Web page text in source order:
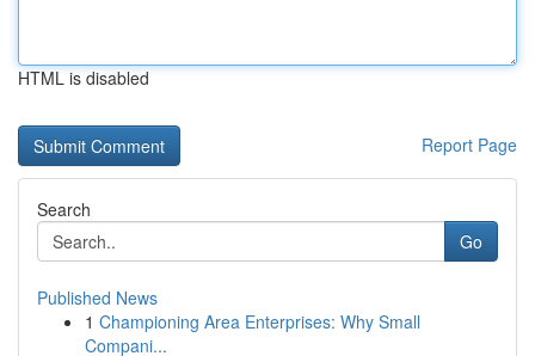
HTML is disabled
Report Page
Search
Go
Published News
1 Championing Area Enterprises: Why Small
Compani...